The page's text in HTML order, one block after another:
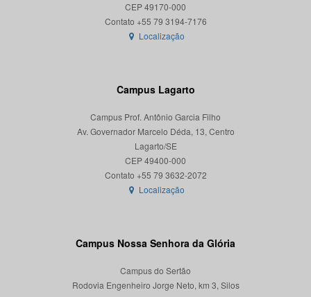
CEP 49170-000
Localização
Campus Lagarto
Campus Prof. Antônio Garcia Filho
Av. Governador Marcelo Déda, 13, Centro
Lagarto/SE
CEP 49400-000
Localização
Campus Nossa Senhora da Glória
Campus do Sertão
Rodovia Engenheiro Jorge Neto, km 3, Silos